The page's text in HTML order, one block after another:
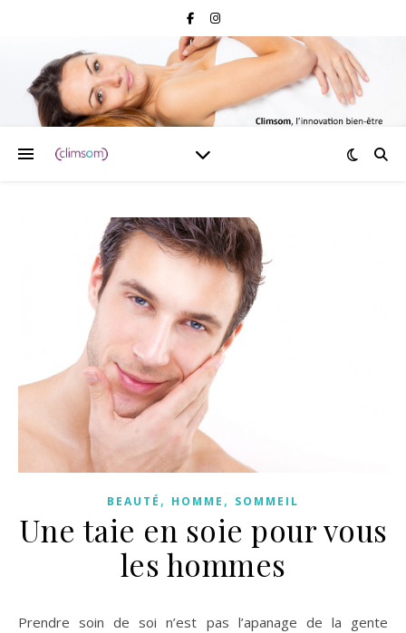
BEAUTÉ , HOMME , SOMMEIL
Une taie en soie pour vous
les hommes
Prendre soin de soi n’est pas l’apanage de la gente